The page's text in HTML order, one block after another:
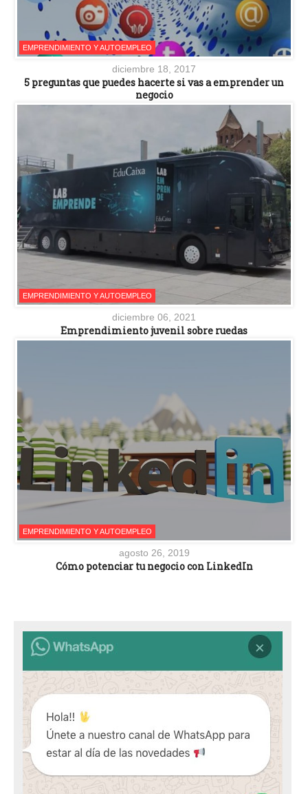
EMPRENDIMIENTO Y AUTOEMPLEO
diciembre 18, 2017
5 preguntas que puedes hacerte si vas a emprender un
negocio
EMPRENDIMIENTO Y AUTOEMPLEO
diciembre 06, 2021
Emprendimiento juvenil sobre ruedas
EMPRENDIMIENTO Y AUTOEMPLEO
agosto 26, 2019
Cómo potenciar tu negocio con LinkedIn